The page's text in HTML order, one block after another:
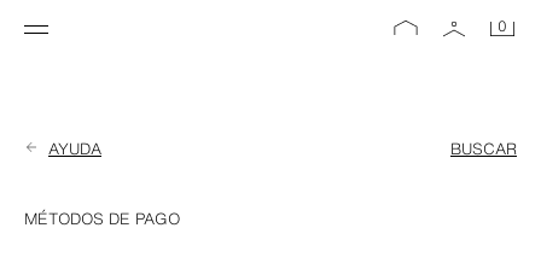
0
AYUDA BUSCAR
MÉTODOS DE PAGO